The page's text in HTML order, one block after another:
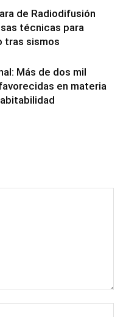
de Radiodifusión
técnicas para
tras sismos
Más de dos mil
en materia